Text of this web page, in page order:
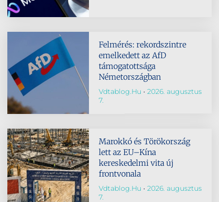
Felmérés: rekordszintre
emelkedett az AfD
támogatottsága
Németországban
Vdtablog.hu
2026. augusztus
7.
Marokkó és Törökország
lett az EU–Kína
kereskedelmi vita új
frontvonala
Vdtablog.hu
2026. augusztus
7.